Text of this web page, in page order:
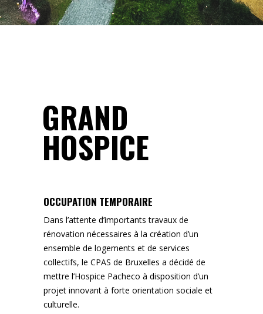
GRAND
HOSPICE
OCCUPATION TEMPORAIRE
Dans l’attente d’importants travaux de
rénovation nécessaires à la création d’un
ensemble de logements et de services
collectifs, le CPAS de Bruxelles a décidé de
mettre l’Hospice Pacheco à disposition d’un
projet innovant à forte orientation sociale et
culturelle.